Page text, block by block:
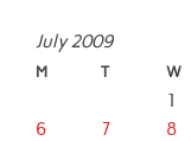
July 2009
M T W
1
6
7 8